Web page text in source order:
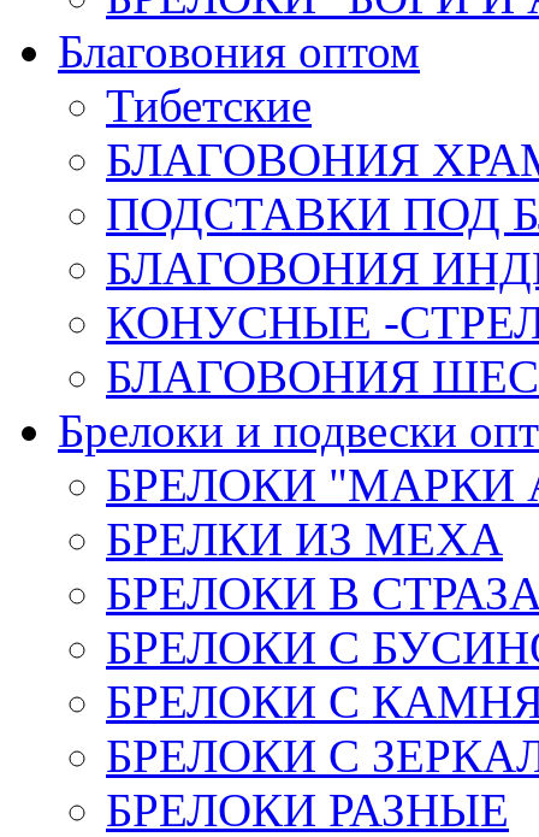
Благовония оптом
Тибетские
БЛАГОВОНИЯ
ПОДСТАВКИ ПОД
БЛАГОВОНИЯ
КОНУСНЫЕ -
БЛАГОВОНИЯ
Брелоки и подвески
БРЕЛОКИ "МАРКИ
БРЕЛКИ ИЗ МЕХА
БРЕЛОКИ В
БРЕЛОКИ С
БРЕЛОКИ С
БРЕЛОКИ С
БРЕЛОКИ РАЗНЫЕ